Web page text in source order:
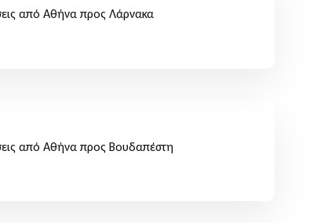
από Αθήνα προς Λάρνακα
από Αθήνα προς Βουδαπέστη